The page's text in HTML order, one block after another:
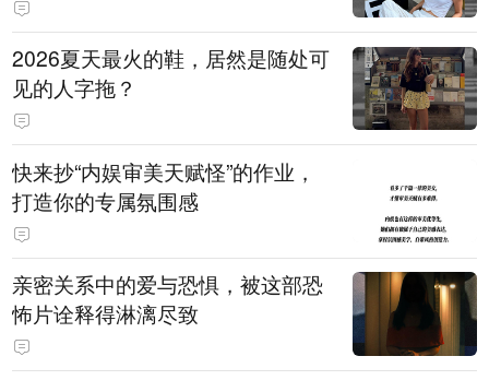
2026夏天最火的鞋，居然是随处可
见的人字拖？
快来抄“内娱审美天赋怪”的作业，
打造你的专属氛围感
亲密关系中的爱与恐惧，被这部恐
怖片诠释得淋漓尽致